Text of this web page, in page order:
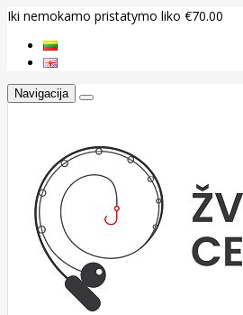
Iki nemokamo pristatymo liko €70.00
Navigacija